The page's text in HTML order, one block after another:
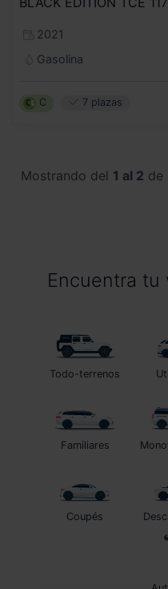
2021
Gasolina
C 7 plazas
Mostrando del 1 al 2 de
Encuentra tu
Todo-terrenos
Familiares
Coupés